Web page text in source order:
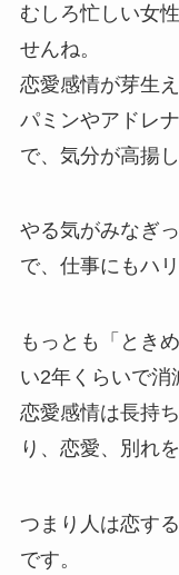
むしろ忙しい女
せんね。
恋愛感情が芽生
パミンやアドレ
で、気分が高揚
やる気がみなぎ
で、仕事にもハ
もっとも「とき
い2年くらいで消
恋愛感情は長持
り、恋愛、別れ
つまり人は恋す
です。